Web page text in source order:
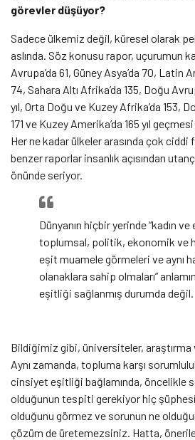
görevler düşüyor?
Sadece ülkemiz değil, küresel olarak
aslında. Söz konusu rapor, uçurumun
Avrupa’da 61, Güney Asya’da 70, Latin
74, Sahara Altı Afrika’da 135, Doğu
yıl, Orta Doğu ve Kuzey Afrika’da 153,
171 ve Kuzey Amerika’da 165 yıl
Her ne kadar ülkeler arasında çok ciddi
benzer raporlar insanlık açısından
önünde seriyor.
Dünyanın hiçbir yerinde “kadın
toplumsal, politik, ekonomik ve
eşit muamele görmeleri ve aynı
olanaklara sahip olmaları”
eşitliği sağlanmış durumda değil.
Bildiğimiz gibi, üniversiteler, araştırma
Aynı zamanda, topluma karşı
cinsiyet eşitliği bağlamında, öncelikle
olduğunun tespiti gerekiyor hiç
olduğunu görmez ve sorunun ne
çözüm de üretemezsiniz. Hatta,